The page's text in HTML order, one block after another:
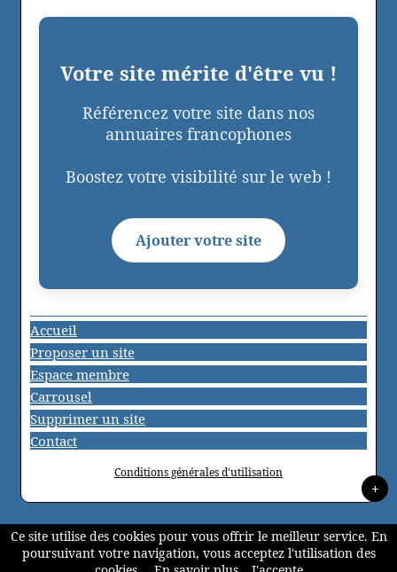
Votre site mérite d'être vu !
Référencez votre site dans nos
annuaires francophones
Boostez votre visibilité sur le web !
Ajouter votre site
Accueil
Proposer un site
Espace membre
Carrousel
Supprimer un site
Contact
Conditions générales d'utilisation
+
Ce site utilise des cookies pour vous offrir le meilleur service. En
poursuivant votre navigation, vous acceptez l'utilisation des